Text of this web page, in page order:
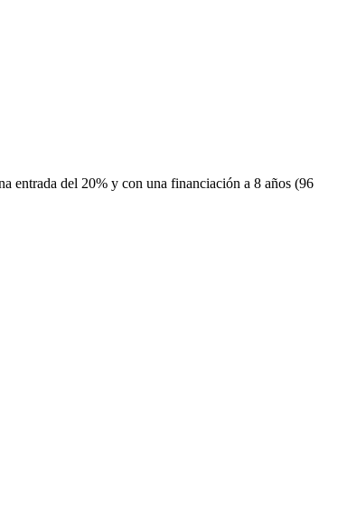
entrada del 20% y con una financiación a 8 años (96